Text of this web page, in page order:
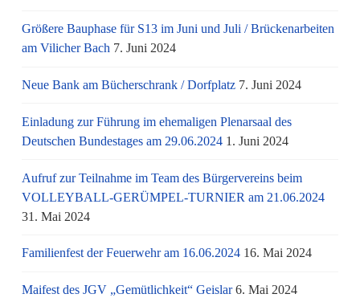
Größere Bauphase für S13 im Juni und Juli / Brü­cken­ar­bei­ten
am Vi­li­cher Bach 7. Juni 2024
Neue Bank am Bücherschrank / Dorfplatz 7. Juni 2024
Einladung zur Führung im ehemaligen Plenarsaal des
Deutschen Bundestages am 29.06.2024 1. Juni 2024
Aufruf zur Teilnahme im Team des Bürgervereins beim
VOLLEYBALL-GERÜMPEL-TURNIER am 21.06.2024
31. Mai 2024
Familienfest der Feuerwehr am 16.06.2024 16. Mai 2024
Maifest des JGV „Gemütlichkeit“ Geislar 6. Mai 2024